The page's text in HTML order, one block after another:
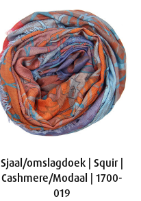
Sjaal/omslagdoek | Squir |
Cashmere/Modaal | 1700-
019